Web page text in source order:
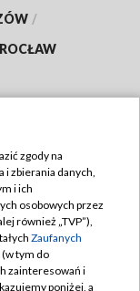
/
zgody na
i zbierania danych,
i ich
osobowych przez
również „TVP”),
Zaufanych
tym do
zainteresowań i
poniżej, a